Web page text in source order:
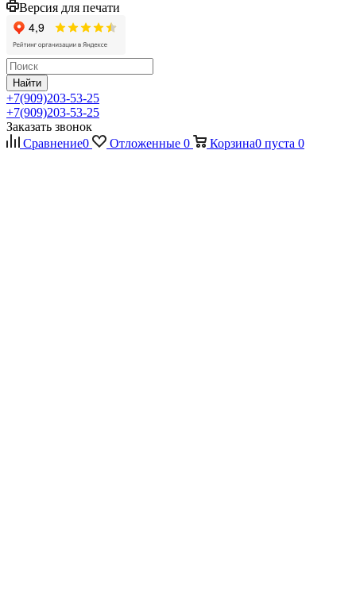
Версия для печати
Найти
+7(909)203-53-25
+7(909)203-53-25
Заказать звонок
Сравнение0 Отложенные 0 Корзина0 пуста 0